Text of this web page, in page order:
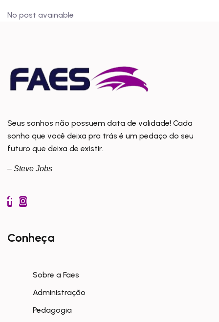
No post avainable
Seus sonhos não possuem data de validade! Cada
sonho que você deixa pra trás é um pedaço do seu
futuro que deixa de existir.
– Steve Jobs
Conheça
Sobre a Faes
Administração
Pedagogia